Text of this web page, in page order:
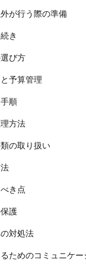
が行う際の準備
き
び方
予算管理
順
方法
の取り扱い
き点
護
対処法
ためのコミュニケ